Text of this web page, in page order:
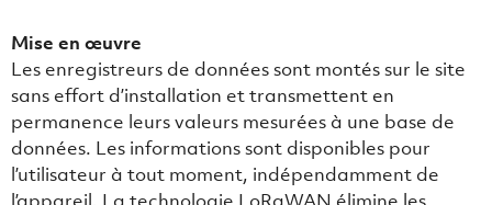
Mise en œuvre
Les enregistreurs de données sont montés sur le site
sans effort d’installation et transmettent en
permanence leurs valeurs mesurées à une base de
données. Les informations sont disponibles pour
l’utilisateur à tout moment, indépendamment de